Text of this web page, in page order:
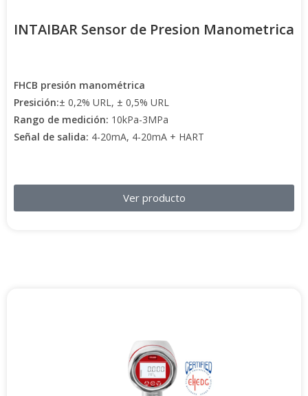
INTAIBAR Sensor de Presion Manometrica
FHCB presión manométrica
Presición:± 0,2% URL, ± 0,5% URL
Rango de medición: 10kPa-3MPa
Señal de salida: 4-20mA, 4-20mA + HART
Ver producto